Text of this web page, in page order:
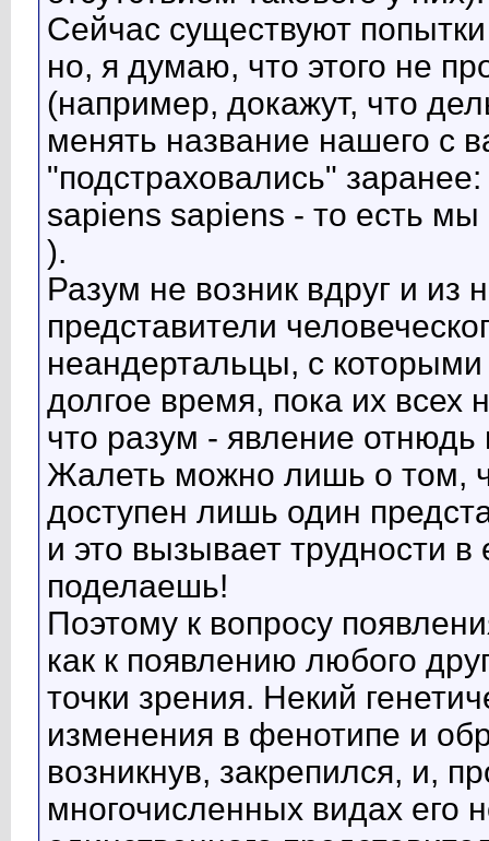
Сейчас существуют
но, я думаю, что этого не
(например, докажут, что
менять название нашего с
"подстраховались"
sapiens sapiens - то есть
).
Разум не возник вдруг и
представители
неандертальцы, с
долгое время, пока их
что разум - явление
Жалеть можно лишь о том,
доступен лишь один
и это вызывает трудности в
поделаешь!
Поэтому к вопросу
как к появлению любого
точки зрения. Некий
изменения в фенотипе и
возникнув, закрепился, и,
многочисленных видах его